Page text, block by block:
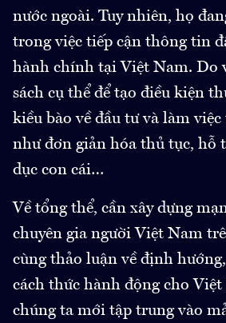
nước ngoài. Tuy nhiên, họ
trong việc tiếp cận thông tin
hành chính tại Việt Nam. Do
sách cụ thể để tạo điều kiện
kiều bào về đầu tư và làm
như đơn giản hóa thủ tục, hỗ
dục con cái…
Về tổng thể, cần xây dựng
chuyên gia người Việt Nam
cùng thảo luận về định
cách thức hành động cho
chúng ta mới tập trung vào